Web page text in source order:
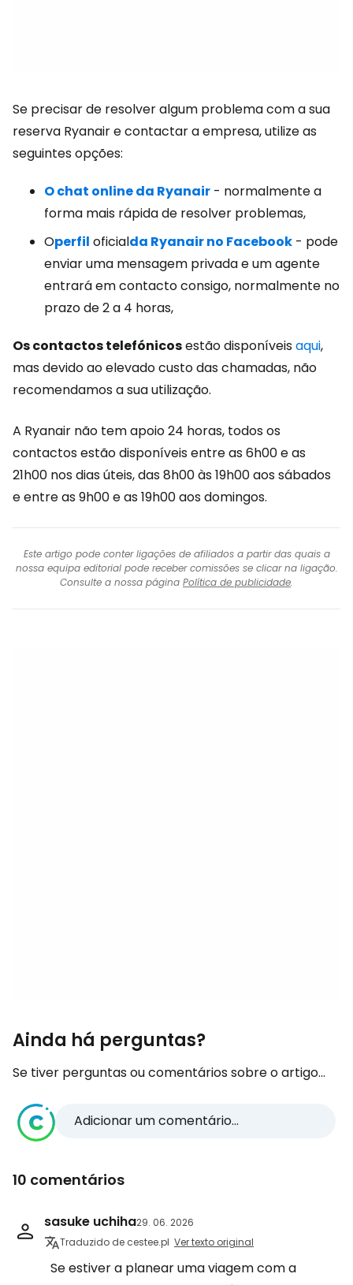
Se precisar de resolver algum problema com a sua
reserva Ryanair e contactar a empresa, utilize as
seguintes opções:
O chat online da Ryanair - normalmente a
forma mais rápida de resolver problemas,
Operfil oficialda Ryanair no Facebook - pode
enviar uma mensagem privada e um agente
entrará em contacto consigo, normalmente no
prazo de 2 a 4 horas,
Os contactos telefónicosestão disponíveisaqui,
mas devido ao elevado custo das chamadas, não
recomendamos a sua utilização.
A Ryanair não tem apoio 24 horas, todos os
contactos estão disponíveis entre as 6h00 e as
21h00 nos dias úteis, das 8h00 às 19h00 aos sábados
e entre as 9h00 e as 19h00 aos domingos.
Este artigo pode conter ligações de afiliados a partir das quais a
nossa equipa editorial pode receber comissões se clicar na ligação.
Consulte a nossa página Política de publicidade.
Ainda há perguntas?
Se tiver perguntas ou comentários sobre o artigo...
Adicionar um comentário...
10 comentários
sasuke uchiha29. 06. 2026
Traduzido de cestee.pl Ver texto original
Se estiver a planear uma viagem com a